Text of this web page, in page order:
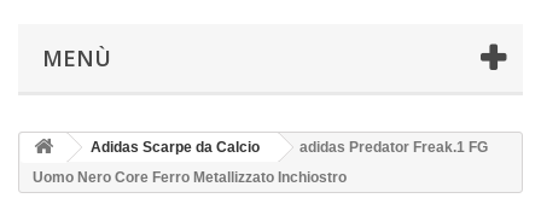
MENÙ
Adidas Scarpe da Calcio
adidas Predator Freak.1 FG
Uomo Nero Core Ferro Metallizzato Inchiostro